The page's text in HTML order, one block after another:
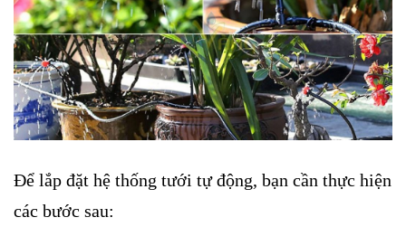
Để lắp đặt hệ thống tưới tự động, bạn cần thực hiện
các bước sau: